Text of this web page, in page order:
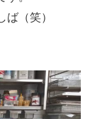
（笑）